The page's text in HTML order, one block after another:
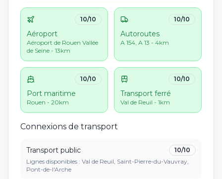
10/10
Aéroport
Aéroport de Rouen Vallée
de Seine - 13km
10/10
Autoroutes
A 154, A 13 - 4km
10/10
Port maritime
Rouen - 20km
10/10
Transport ferré
Val de Reuil - 1km
Connexions de transport
Transport public 10/10
Lignes disponibles : Val de Reuil, Saint-Pierre-du-Vauvray,
Pont-de-l'Arche